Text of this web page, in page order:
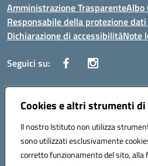
Cookies e altri strumenti
Il nostro Istituto non utilizza
sono utilizzati esclusivamente
corretto funzionamento del sito, alla
Amministrazione TrasparenteAlbo
Responsabile della protezione
Dichiarazione di accessibilitàNote
Seguici su:
Indirizzo:Corso Vittorio Emanuele, 27
Posta elettronica certificata (PEC):
Codice fiscale: 97308550827
Codice meccanografico: PAIS03600R